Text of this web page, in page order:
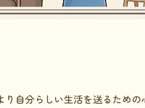
自分らしい生活を送るための